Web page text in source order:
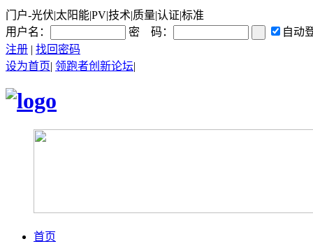
门户-光伏|太阳能|PV|技术|质量|认证|标准
用户名：
密 码：
自动
注册 | 找回密码
设为首页| 领跑者创新论坛|
首页